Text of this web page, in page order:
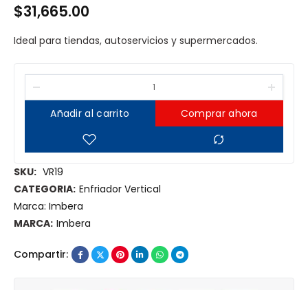
$31,665.00
Ideal para tiendas, autoservicios y supermercados.
Añadir al carrito Comprar ahora
SKU: VR19
CATEGORIA: Enfriador Vertical
Marca: Imbera
MARCA: Imbera
Compartir: